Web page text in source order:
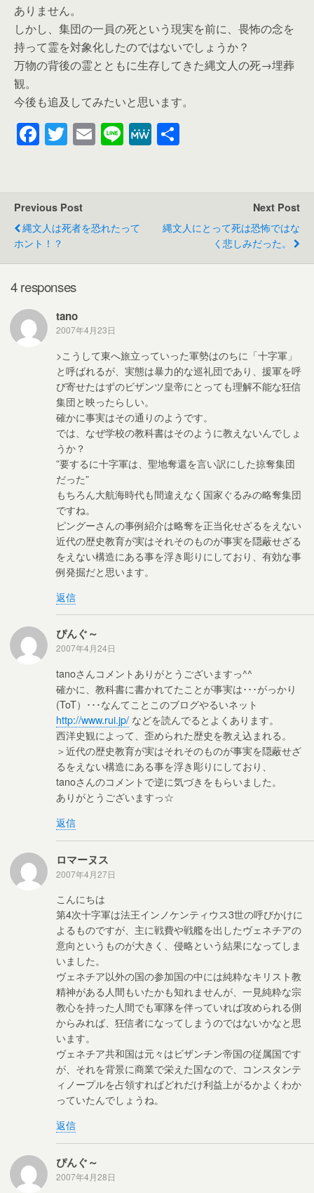
ありません。
しかし、集団の一員の死という現実を前に、畏怖の念を
持って霊を対象化したのではないでしょうか？
万物の背後の霊とともに生存してきた縄文人の死→埋葬
観。
今後も追及してみたいと思います。
F
a
e
b
o
o
k
T
wi
er
E
m
Li
n
M
e
Previous Post
縄文人は死者を恐れたって
ホント！？
Next Post
縄文人にとって死は恐怖ではな
く悲しみだった。
4 responses
tano
2007年4月23日
>こうして東へ旅立っていった軍勢はのちに「十字軍」
と呼ばれるが、実態は暴力的な巡礼団であり、援軍を呼
び寄せたはずのビザンツ皇帝にとっても理解不能な狂信
集団と映ったらしい。
確かに事実はその通りのようです。
では、なぜ学校の教科書はそのように教えないんでしょ
うか？
”要するに十字軍は、聖地奪還を言い訳にした掠奪集団
だった”
もちろん大航海時代も間違えなく国家ぐるみの略奪集団
ですね。
ピングーさんの事例紹介は略奪を正当化せざるをえない
近代の歴史教育が実はそれそのものが事実を隠蔽せざる
をえない構造にある事を浮き彫りにしており、有効な事
例発掘だと思います。
返信
ぴんぐ～
2007年4月24日
tanoさんコメントありがとうございますっ^^
確かに、教科書に書かれてたことが事実は･･･がっかり
(ToT）･･･なんてことこのブログやるいネット
http://www.rui.jp/ などを読んでるとよくあります。
西洋史観によって、歪められた歴史を教え込まれる。
＞近代の歴史教育が実はそれそのものが事実を隠蔽せざ
るをえない構造にある事を浮き彫りにしており、
tanoさんのコメントで逆に気づきをもらいました。
ありがとうございますっ☆
返信
ロマーヌス
2007年4月27日
こんにちは
第4次十字軍は法王インノケンティウス3世の呼びかけに
よるものですが、主に戦費や戦艦を出したヴェネチアの
意向というものが大きく、侵略という結果になってしま
いました。
ヴェネチア以外の国の参加国の中には純粋なキリスト教
精神がある人間もいたかも知れませんが、一見純粋な宗
教心を持った人間でも軍隊を伴っていれば攻められる側
からみれば、狂信者になってしまうのではないかなと思
います。
ヴェネチア共和国は元々はビザンチン帝国の従属国です
が、それを背景に商業で栄えた国なので、コンスタンテ
ィノープルを占領すればどれだけ利益上がるかよくわか
っていたんでしょうね。
返信
ぴんぐ～
2007年4月28日